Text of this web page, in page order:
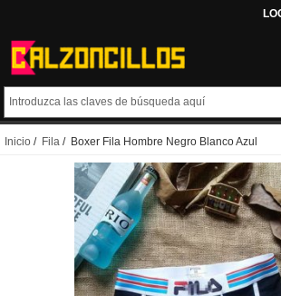
Inicio / Fila / Boxer Fila Hombre Negro Blanco Azul